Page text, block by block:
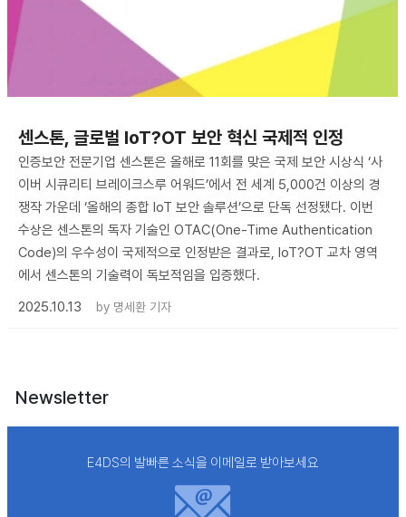
센스톤, 글로벌 IoT?OT 보안 혁신 국제적 인정
인증보안 전문기업 센스톤은 올해로 11회를 맞은 국제 보안 시상식 ‘사
이버 시큐리티 브레이크스루 어워드’에서 전 세계 5,000건 이상의 경
쟁작 가운데 ‘올해의 종합 IoT 보안 솔루션’으로 단독 선정됐다. 이번
수상은 센스톤의 독자 기술인 OTAC(One-Time Authentication
Code)의 우수성이 국제적으로 인정받은 결과로, IoT?OT 교차 영역
에서 센스톤의 기술력이 독보적임을 입증했다.
2025.10.13
by 명세환 기자
Newsletter
E4DS의 발빠른 소식을 이메일로 받아보세요